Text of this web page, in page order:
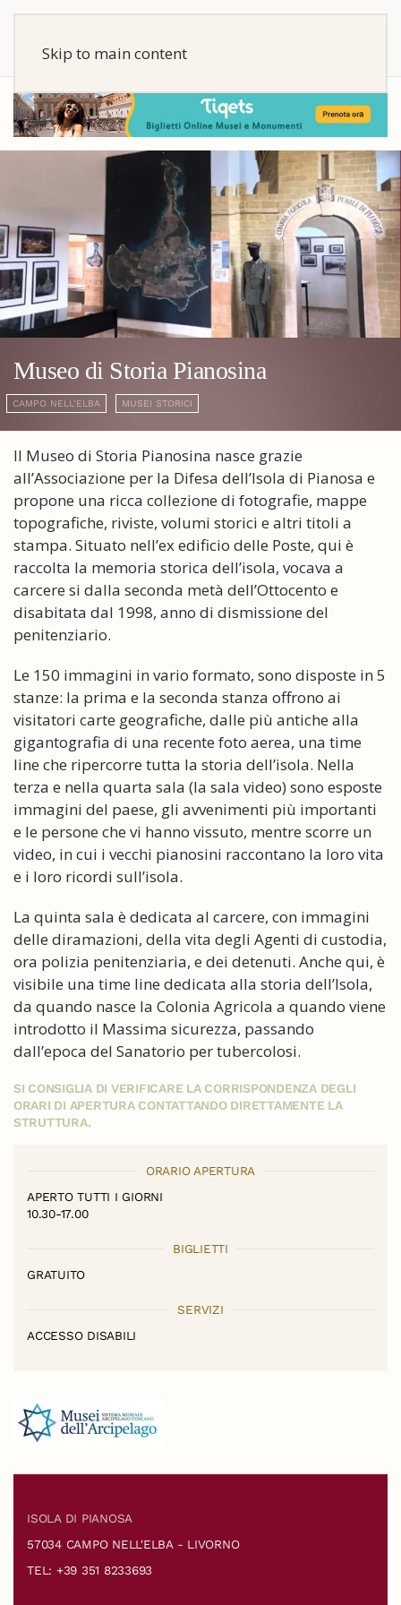
Skip to main content
Museo di Storia Pianosina
CAMPO NELL'ELBA MUSEI STORICI
Il Museo di Storia Pianosina nasce grazie
all’Associazione per la Difesa dell’Isola di Pianosa e
propone una ricca collezione di fotografie, mappe
topografiche, riviste, volumi storici e altri titoli a
stampa. Situato nell’ex edificio delle Poste, qui è
raccolta la memoria storica dell’isola, vocava a
carcere si dalla seconda metà dell’Ottocento e
disabitata dal 1998, anno di dismissione del
penitenziario.
Le 150 immagini in vario formato, sono disposte in 5
stanze: la prima e la seconda stanza offrono ai
visitatori carte geografiche, dalle più antiche alla
gigantografia di una recente foto aerea, una time
line che ripercorre tutta la storia dell’isola. Nella
terza e nella quarta sala (la sala video) sono esposte
immagini del paese, gli avvenimenti più importanti
e le persone che vi hanno vissuto, mentre scorre un
video, in cui i vecchi pianosini raccontano la loro vita
e i loro ricordi sull’isola.
La quinta sala è dedicata al carcere, con immagini
delle diramazioni, della vita degli Agenti di custodia,
ora polizia penitenziaria, e dei detenuti. Anche qui, è
visibile una time line dedicata alla storia dell’Isola,
da quando nasce la Colonia Agricola a quando viene
introdotto il Massima sicurezza, passando
dall’epoca del Sanatorio per tubercolosi.
SI CONSIGLIA DI VERIFICARE LA CORRISPONDENZA DEGLI
ORARI DI APERTURA CONTATTANDO DIRETTAMENTE LA
STRUTTURA.
ORARIO APERTURA
APERTO TUTTI I GIORNI
10.30-17.00
BIGLIETTI
GRATUITO
SERVIZI
ACCESSO DISABILI
ISOLA DI PIANOSA
57034 CAMPO NELL'ELBA - LIVORNO
TEL: +39 351 8233693